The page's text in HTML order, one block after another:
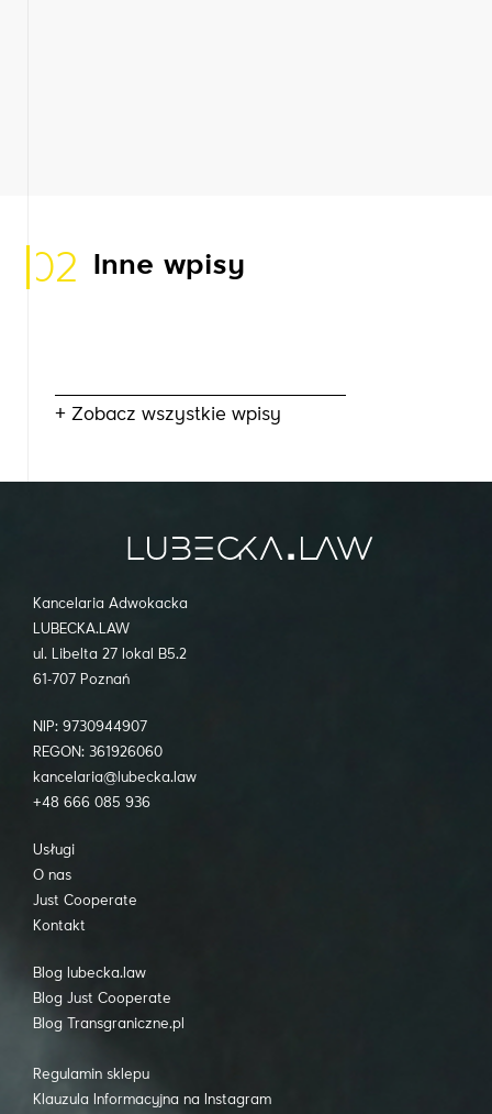
02 Inne wpisy
+ Zobacz wszystkie wpisy
Kancelaria Adwokacka
LUBECKA.LAW
ul. Libelta 27 lokal B5.2
61-707 Poznań
NIP: 9730944907
REGON: 361926060
kancelaria@lubecka.law
+48 666 085 936
Usługi
O nas
Just Cooperate
Kontakt
Blog lubecka.law
Blog Just Cooperate
Blog Transgraniczne.pl
Regulamin sklepu
Klauzula Informacyjna na Instagram